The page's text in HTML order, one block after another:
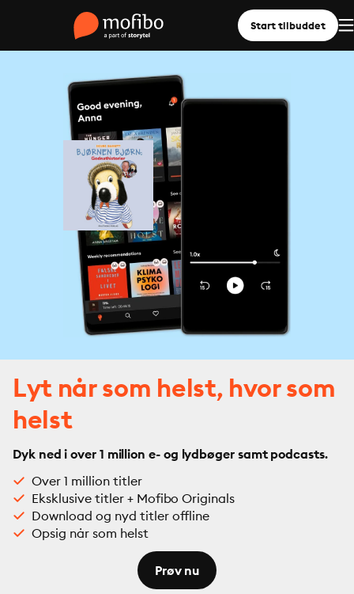
Start tilbuddet
Lyt når som helst, hvor som
helst
Dyk ned i over 1 million e- og lydbøger samt podcasts.
Over 1 million titler
Eksklusive titler + Mofibo Originals
Download og nyd titler offline
Opsig når som helst
Prøv nu